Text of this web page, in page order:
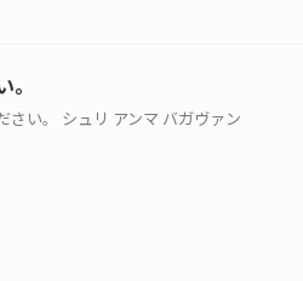
さい。 シュリ アンマ バガヴァン